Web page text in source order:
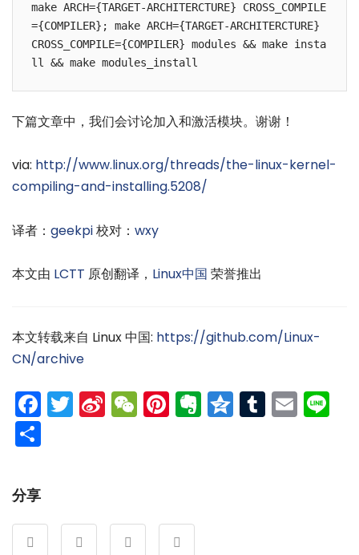
make ARCH={TARGET-ARCHITERCTURE} CROSS_COMPILE
={COMPILER}; make ARCH={TARGET-ARCHITERCTURE}
CROSS_COMPILE={COMPILER} modules && make insta
下篇文章中，我们会讨论加入和激活模块。谢谢！
via: http://www.linux.org/threads/the-linux-kernel-
compiling-and-installing.5208/
译者： geekpi校对： wxy
本文由 LCTT 原创翻译， Linux中国 荣誉推出
本文转载来自 Linux 中国: https://github.com/Linux-
CN/archive
Facebook
Twitter
Sina
Weibo
WeChat
Pinterest
Evernote
Qzone
Tumblr
分享